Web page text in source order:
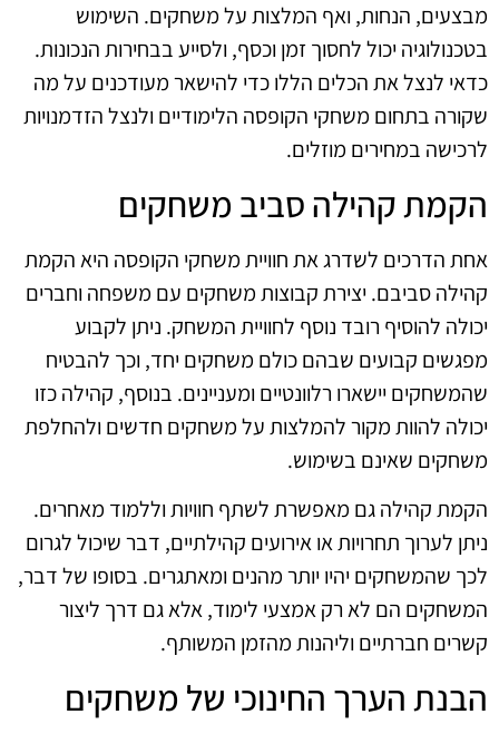
מבצעים, הנחות, ואף המלצות על משחקים. השימוש
בטכנולוגיה יכול לחסוך זמן וכסף, ולסייע בבחירות הנכונות.
כדאי לנצל את הכלים הללו כדי להישאר מעודכנים על מה
שקורה בתחום משחקי הקופסה הלימודיים ולנצל הזדמנויות
לרכישה במחירים מוזלים.
הקמת קהילה סביב משחקים
אחת הדרכים לשדרג את חוויית משחקי הקופסה היא הקמת
קהילה סביבם. יצירת קבוצות משחקים עם משפחה וחברים
יכולה להוסיף רובד נוסף לחוויית המשחק. ניתן לקבוע
מפגשים קבועים שבהם כולם משחקים יחד, וכך להבטיח
שהמשחקים יישארו רלוונטיים ומעניינים. בנוסף, קהילה כזו
יכולה להוות מקור להמלצות על משחקים חדשים ולהחלפת
משחקים שאינם בשימוש.
הקמת קהילה גם מאפשרת לשתף חוויות וללמוד מאחרים.
ניתן לערוך תחרויות או אירועים קהילתיים, דבר שיכול לגרום
לכך שהמשחקים יהיו יותר מהנים ומאתגרים. בסופו של דבר,
המשחקים הם לא רק אמצעי לימוד, אלא גם דרך ליצור
קשרים חברתיים וליהנות מהזמן המשותף.
הבנת הערך החינוכי של משחקים